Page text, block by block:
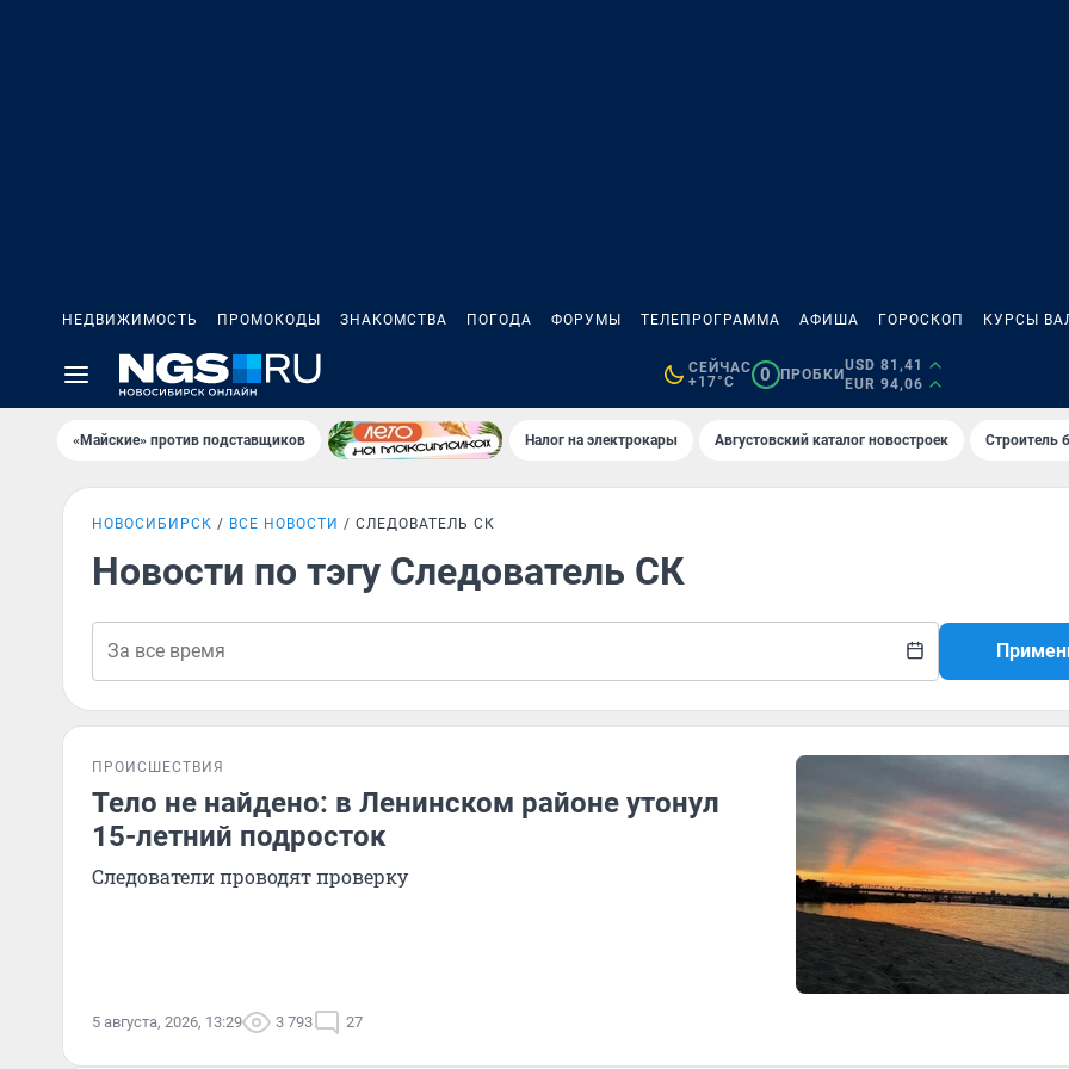
НЕДВИЖИМОСТЬ ПРОМОКОДЫ ЗНАКОМСТВА ПОГОДА ФОРУМЫ ТЕЛЕПРОГРАММА АФИША ГОРОСКОП КУРСЫ
СЕЙЧАС
+17°C
0 ПРОБКИ
USD 81,41
EUR 94,06
«Майские» против подставщиков Налог на электрокары Августовский каталог новостроек Строитель
НОВОСИБИРСК ВСЕ НОВОСТИ СЛЕДОВАТЕЛЬ СК
Новости по тэгу Следователь СК
ПРОИСШЕСТВИЯ
Тело не найдено: в Ленинском районе утонул
15-летний подросток
Следователи проводят проверку
5 августа, 2026, 13:29 3 793 27